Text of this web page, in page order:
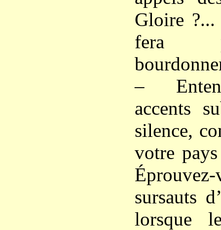
Gloire ?...
fera
–
accents
silence,
votre
sursauts
lorsque